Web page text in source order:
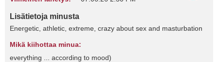
Lisätietoja minusta
Energetic, athletic, extreme, crazy about sex and masturbation
Mikä kiihottaa minua:
everything ... according to mood)